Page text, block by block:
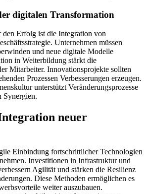
digitalen Transformation
Erfolg ist die Integration von
Unternehmen müssen
und neue digitale Modelle
in Weiterbildung stärkt die
Mitarbeiter. Innovationsprojekte sollten
Prozessen Verbesserungen erzeugen.
unterstützt Veränderungsprozesse
Synergien.
neuer
Einbindung fortschrittlicher Technologien
Investitionen in Infrastruktur und
Agilität und stärken die Resilienz
Diese Methoden ermöglichen es
weiter auszubauen.